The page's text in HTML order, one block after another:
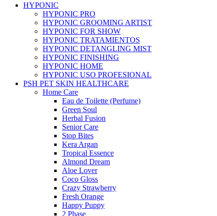
HYPONIC
HYPONIC PRO
HYPONIC GROOMING ARTIST
HYPONIC FOR SHOW
HYPONIC TRATAMIENTOS
HYPONIC DETANGLING MIST
HYPONIC FINISHING
HYPONIC HOME
HYPONIC USO PROFESIONAL
PSH PET SKIN HEALTHCARE
Home Care
Eau de Toilette (Perfume)
Green Soul
Herbal Fusion
Senior Care
Stop Bites
Kera Argan
Tropical Essence
Almond Dream
Aloe Lover
Coco Gloss
Crazy Strawberry
Fresh Orange
Happy Puppy
2 Phase